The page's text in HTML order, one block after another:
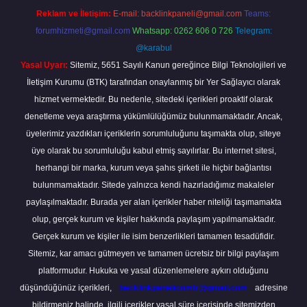
Reklam ve İletişim: E-mail: backlinkpaneli@gmail.com Teams:
forumhizmeti@gmail.com Whatsapp: 0262 606 0 726 Telegram:
@karabul
Yasal Uyarı: Sitemiz, 5651 Sayılı Kanun gereğince Bilgi Teknolojileri ve
İletişim Kurumu (BTK) tarafından onaylanmış bir Yer Sağlayıcı olarak
hizmet vermektedir. Bu nedenle, sitedeki içerikleri proaktif olarak
denetleme veya araştırma yükümlülüğümüz bulunmamaktadır. Ancak,
üyelerimiz yazdıkları içeriklerin sorumluluğunu taşımakta olup, siteye
üye olarak bu sorumluluğu kabul etmiş sayılırlar. Bu internet sitesi,
herhangi bir marka, kurum veya şahıs şirketi ile hiçbir bağlantısı
bulunmamaktadır. Sitede yalnızca kendi hazırladığımız makaleler
paylaşılmaktadır. Burada yer alan içerikler haber niteliği taşımamakta
olup, gerçek kurum ve kişiler hakkında paylaşım yapılmamaktadır.
Gerçek kurum ve kişiler ile isim benzerlikleri tamamen tesadüfidir.
Sitemiz, kar amacı gütmeyen ve tamamen ücretsiz bir bilgi paylaşım
platformudur. Hukuka ve yasal düzenlemelere aykırı olduğunu
düşündüğünüz içerikleri,
backlinkpanelicomtr@gmail.com
adresine
bildirmeniz halinde, ilgili içerikler yasal süre içerisinde sitemizden